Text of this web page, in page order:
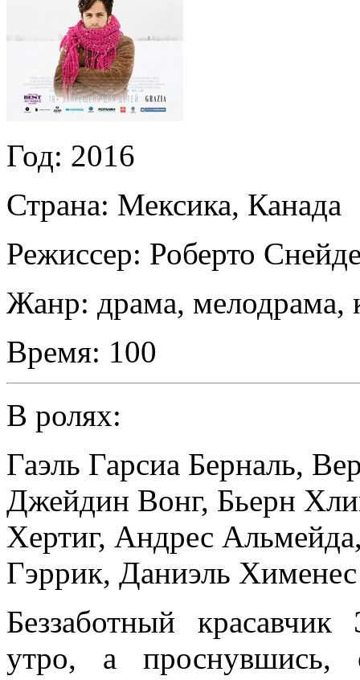
Год: 2016
Страна: Мексика, Канада
Режиссер: Роберто
Жанр: драма, мелодрама,
Время: 100
В ролях:
Гаэль Гарсиа Берналь,
Джейдин Вонг, Бьерн
Хертиг, Андрес Альмейда
Гэррик, Даниэль
Беззаботный
утро, а проснувшись,